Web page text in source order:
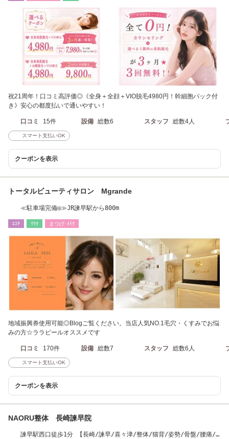
祝21周年！口コミ高評価◎《全身＋全顔＋VIO脱毛4980円！幹細胞パック付
き》安心の都度払いで通いやすい！
口コミ 15件 設備 総数6 スタッフ 総数4人
スマート支払いOK
クーポンを表示
トータルビューティサロン Mgrande
≪駐車場完備◎≫JR諫早駅から800m
ｴｽﾃ ﾘﾗｸ まつげ･ﾒｲｸ
地域振興券使用可能◎Blogご覧ください。当店人気NO.1毛穴・くすみでお悩
みの方☆ララピールオススメです
口コミ 170件 設備 総数7 スタッフ 総数6人
スマート支払いOK
クーポンを表示
NAORU整体 長崎諫早院
諫早駅西口徒歩1分 【長崎/諫早/喜々津/整体/猫背/姿勢/骨盤/腰痛/